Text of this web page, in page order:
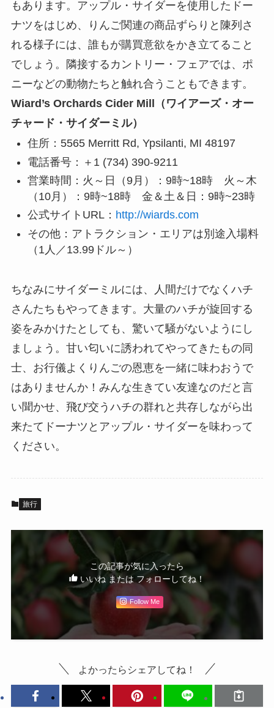
もあります。アップル・サイダーを使用したドー
ナツをはじめ、りんご関連の商品ずらりと陳列さ
れる様子には、誰もが購買意欲をかき立てること
でしょう。隣接するカントリー・フェアでは、ポ
ニーなどの動物たちと触れ合うこともできます。
Wiard’s Orchards Cider Mill（ワイアーズ・オー
チャード・サイダーミル）
住所：5565 Merritt Rd, Ypsilanti, MI 48197
電話番号：＋1 (734) 390-9211
営業時間：火～日（9月）：9時~18時 火～木
（10月）：9時~18時 金＆土＆日：9時~23時
公式サイトURL： http://wiards.com
その他：アトラクション・エリアは別途入場料
（1人／13.99ドル～）
ちなみにサイダーミルには、人間だけでなくハチ
さんたちもやってきます。大量のハチが旋回する
姿をみかけたとしても、驚いて騒がないようにし
ましょう。甘い匂いに誘われてやってきたもの同
士、お行儀よくりんごの恩恵を一緒に味わおうで
はありませんか！みんな生きてい友達なのだと言
い聞かせ、飛び交うハチの群れと共存しながら出
来たてドーナツとアップル・サイダーを味わって
ください。
旅行
この記事が気に入ったら
いいね または フォローしてね！
Follow Me
よかったらシェアしてね！